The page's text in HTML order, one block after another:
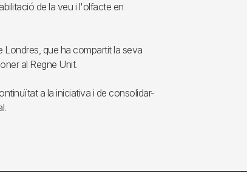
de la veu i l'olfacte en
Londres, que ha compartit la seva
al Regne Unit.
a la iniciativa i de consolidar-